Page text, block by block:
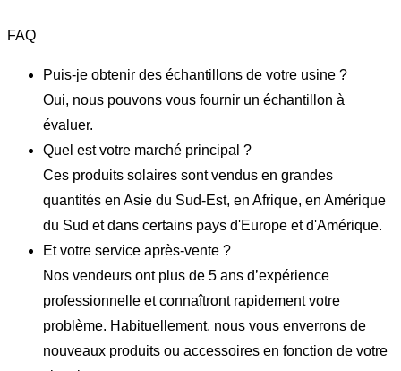
FAQ
Puis-je obtenir des échantillons de votre usine ?
Oui, nous pouvons vous fournir un échantillon à
évaluer.
Quel est votre marché principal ?
Ces produits solaires sont vendus en grandes
quantités en Asie du Sud-Est, en Afrique, en Amérique
du Sud et dans certains pays d'Europe et d'Amérique.
Et votre service après-vente ?
Nos vendeurs ont plus de 5 ans d’expérience
professionnelle et connaîtront rapidement votre
problème. Habituellement, nous vous enverrons de
nouveaux produits ou accessoires en fonction de votre